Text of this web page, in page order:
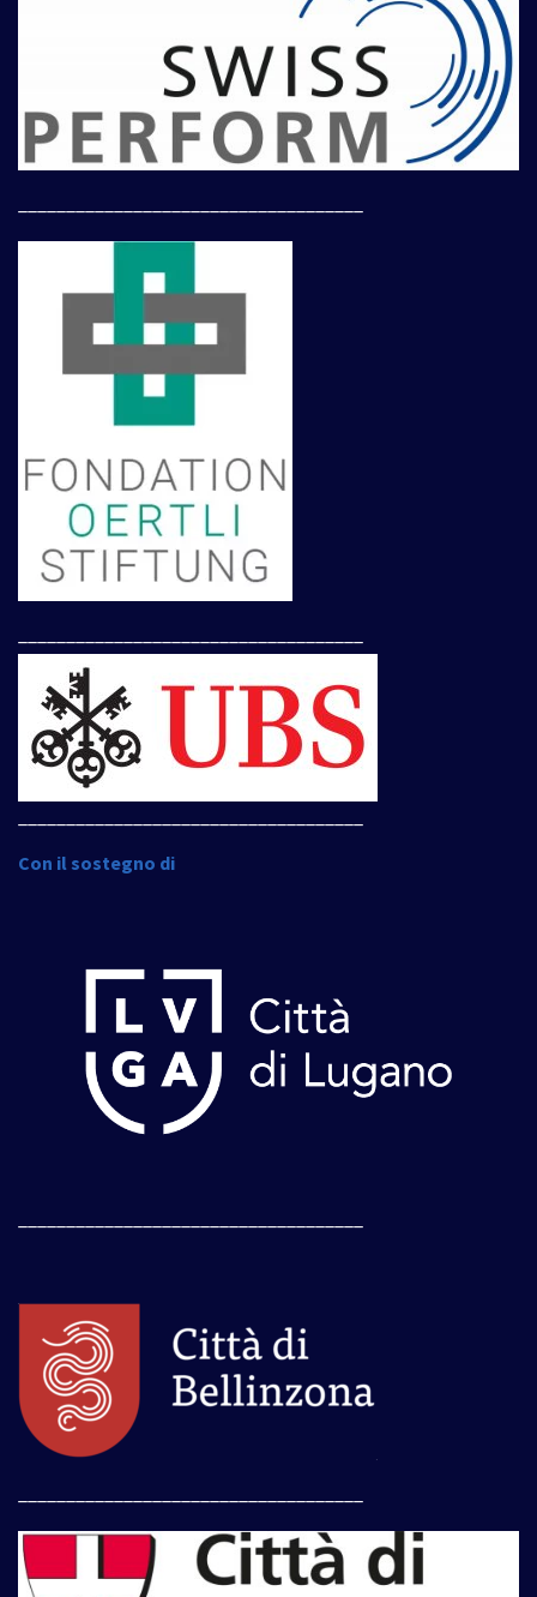
Con il sostegno di